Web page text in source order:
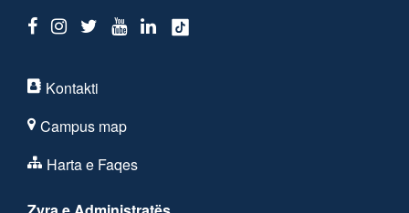
Kontakti
Campus map
Harta e Faqes